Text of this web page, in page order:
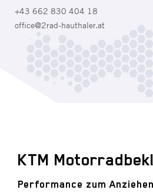
+43 662 830 404 18
office@2rad-hauthaler.at
KTM
Performance zum Anziehen